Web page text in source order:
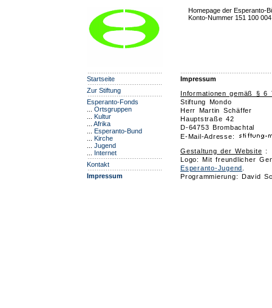
Homepage der Esperanto-
Konto-Nummer 151 100
Startseite
Zur Stiftung
Esperanto-Fonds
Ortsgruppen
Kultur
Afrika
Esperanto-Bund
Kirche
Jugend
Internet
Kontakt
Impressum
Impressum
Informationen gemäß § 6
Stiftung Mondo
Herr Martin Schäffer
Hauptstraße 42
D-64753 Brombachtal
E-Mail-Adresse:
Gestaltung der Website :
Logo: Mit freundlicher
Esperanto-Jugend
Programmierung: David